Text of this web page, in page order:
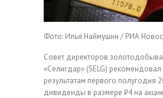
Фото: Илья Наймушин / РИА
Совет директоров
«Селигдар» (SELG) рекомендовал
результатам первого полугодия
дивиденды в размере ₽4 на